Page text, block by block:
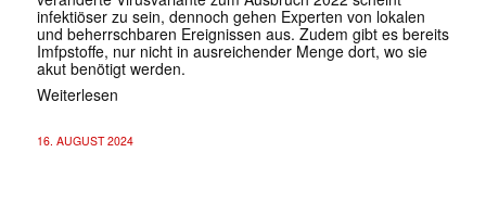
infektiöser zu sein, dennoch gehen Experten von lokalen
und beherrschbaren Ereignissen aus. Zudem gibt es bereits
Imfpstoffe, nur nicht in ausreichender Menge dort, wo sie
akut benötigt werden.
Weiterlesen
16. AUGUST 2024